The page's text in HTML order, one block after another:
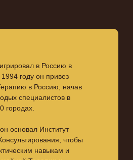
в Россию в
году он привез
в Россию, начав
специалистов в
городах.
основал Институт
чтобы
навыкам и